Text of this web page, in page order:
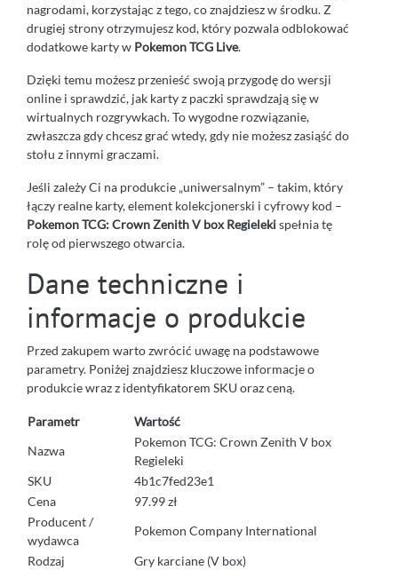
nagrodami, korzystając z tego, co znajdziesz w środku. Z
drugiej strony otrzymujesz kod, który pozwala odblokować
dodatkowe karty w Pokemon TCG Live.
Dzięki temu możesz przenieść swoją przygodę do wersji
online i sprawdzić, jak karty z paczki sprawdzają się w
wirtualnych rozgrywkach. To wygodne rozwiązanie,
zwłaszcza gdy chcesz grać wtedy, gdy nie możesz zasiąść do
stołu z innymi graczami.
Jeśli zależy Ci na produkcie „uniwersalnym” – takim, który
łączy realne karty, element kolekcjonerski i cyfrowy kod –
Pokemon TCG: Crown Zenith V box Regielekispełnia tę
rolę od pierwszego otwarcia.
Dane techniczne i
informacje o produkcie
Przed zakupem warto zwrócić uwagę na podstawowe
parametry. Poniżej znajdziesz kluczowe informacje o
produkcie wraz z identyfikatorem SKU oraz ceną.
Parametr
Wartość
Nazwa
Pokemon TCG: Crown Zenith V box
Regieleki
SKU
4b1c7fed23e1
Cena
97.99 zł
Producent /
wydawca
Pokemon Company International
Rodzaj
Gry karciane (V box)